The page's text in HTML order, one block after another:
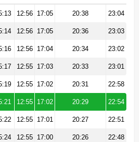
12:56 17:05 20:38 23:04
12:56 17:05 20:36 23:03
12:56 17:04 20:34 23:02
12:55 17:03 20:33 23:01
12:55 17:02 20:31 22:58
12:55 17:02 20:29 22:54
12:55 17:01 20:27 22:51
12:55 17:00 20:26 22:48